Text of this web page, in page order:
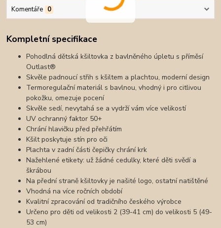
Komentáře 0
Kompletní specifikace
Pohodlná dětská kšiltovka z bavlněného úpletu s příměsí
Outlast®
Skvěle padnoucí střih s kšiltem a plachtou, moderní design
Termoregulační materiál s bavlnou, vhodný i pro citlivou
pokožku, omezuje pocení
Skvěle sedí, nevytahá se a vydrží vám více velikostí
UV ochranný faktor 50+
Chrání hlavičku před přehřátím
Kšilt poskytuje stín pro oči
Plachta v zadní části čepičky chrání krk
Nažehlené etikety: už žádné cedulky, které děti svědí a
škrábou
Na přední straně kšiltovky je našité logo, ostatní natištěné
Vhodná na více ročních období
Kvalitní zpracování od tradičního českého výrobce
Určeno pro děti od velikosti 2 (39-41 cm) do velikosti 5 (49-
53 cm)